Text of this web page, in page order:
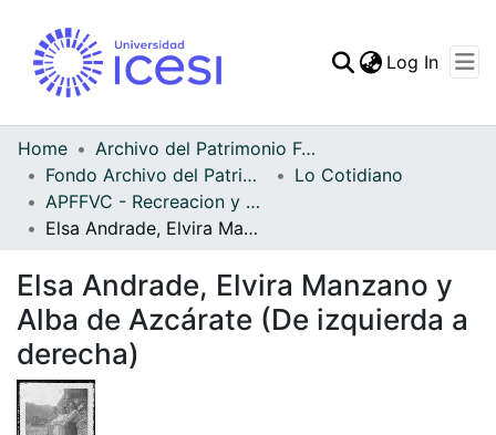
Statistics
Log In
Home
Archivo del Patrimonio Fotográfico y Fílmico del Valle del Cauca
Fondo Archivo del Patrimonio Fotográfico y Fílmico del Valle del Cauca
Lo Cotidiano
APFFVC - Recreacion y Paseo - Patrimonial
Elsa Andrade, Elvira Manzano y Alba de Azcárate (De izquierda a derecha)
Elsa Andrade, Elvira Manzano y
Alba de Azcárate (De izquierda a
derecha)